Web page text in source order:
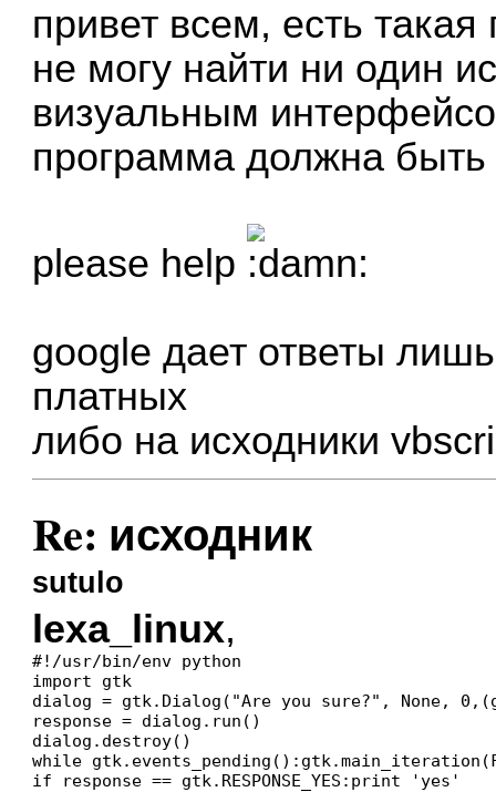
привет всем, есть
не могу найти ни один
визуальным
программа должна
please help
google дает ответы лишь
платных
либо на исходники
Re: исходник
sutulo
lexa_linux,
#!/usr/bin/env python
import gtk
dialog = gtk.Dialog("Are you sure?", None,
response = dialog.run()
dialog.destroy()
while
if response == gtk.RESPONSE_YES:print 'yes'